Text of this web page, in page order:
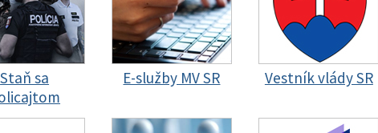
Staň sa
E-služby MV SR Vestník vlády SR